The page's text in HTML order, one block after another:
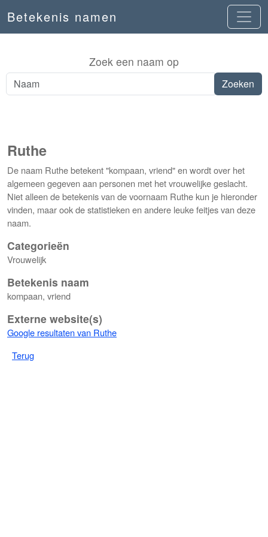
Betekenis namen
Zoek een naam op
Ruthe
De naam Ruthe betekent "kompaan, vriend" en wordt over het
algemeen gegeven aan personen met het vrouwelijke geslacht.
Niet alleen de betekenis van de voornaam Ruthe kun je hieronder
vinden, maar ook de statistieken en andere leuke feitjes van deze
naam.
Categorieën
Vrouwelijk
Betekenis naam
kompaan, vriend
Externe website(s)
Google resultaten van Ruthe
Terug